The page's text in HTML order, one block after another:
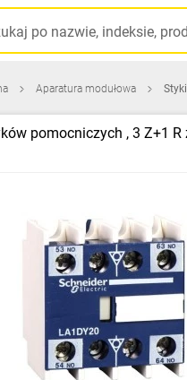
Aparatura modułowa
pomocniczych , 3 Z+1 R